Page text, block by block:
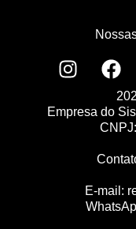
Empresa do
E-mail: